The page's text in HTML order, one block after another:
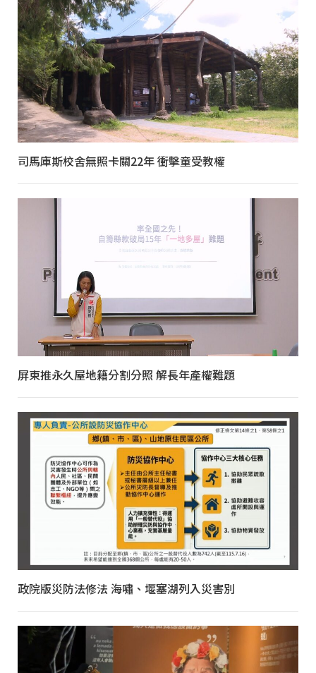
司馬庫斯校舍無照卡關22年 衝擊童受教權
屏東推永久屋地籍分割分照 解長年產權難題
政院版災防法修法 海嘯、堰塞湖列入災害別